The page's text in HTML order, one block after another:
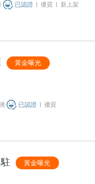
已認證 優質 新上架
黃金曝光
已認證 優質
黃金曝光